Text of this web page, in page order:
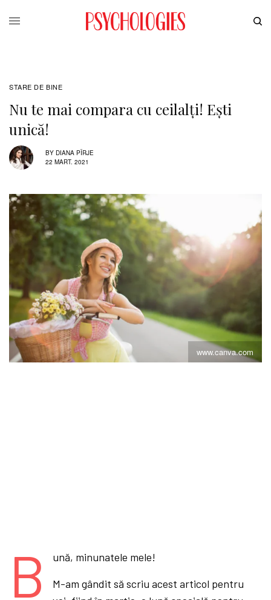
STARE DE BINE
Nu te mai compara cu ceilalți! Ești
unică!
BY DIANA PÎRJE
22 MART. 2021
www.canva.com
B
ună, minunatele mele!
M-am gândit să scriu acest articol pentru